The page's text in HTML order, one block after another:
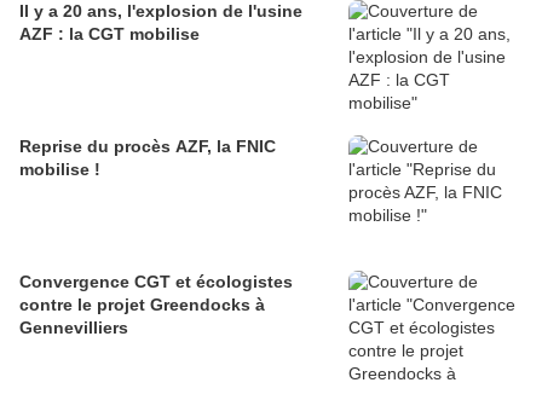
Il y a 20 ans, l'explosion de l'usine
AZF : la CGT mobilise
Reprise du procès AZF, la FNIC
mobilise !
Convergence CGT et écologistes
contre le projet Greendocks à
Gennevilliers